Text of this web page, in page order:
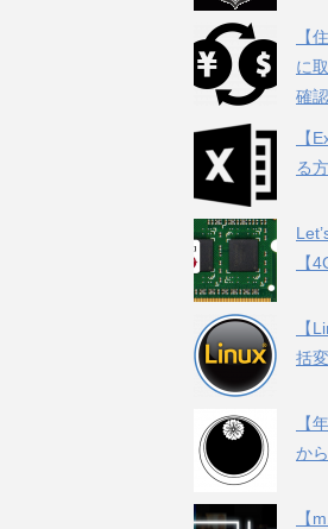
【
に
確
【
る
【
【
括
【
か
【